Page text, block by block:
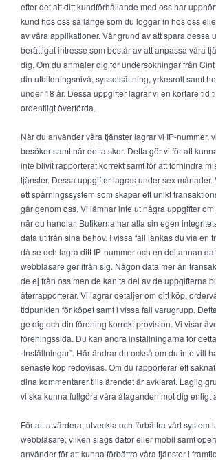
efter det att ditt kundförhållande med oss har
kund hos oss så länge som du loggar in hos oss
av våra applikationer. Vår grund av att spara dessa
berättigat intresse som består av att anpassa våra
dig. Om du anmäler dig för undersökningar från
din utbildningsnivå, sysselsättning, yrkesroll samt
under 18 år. Dessa uppgifter lagrar vi en kortare tid
ordentligt överförda.
När du använder våra tjänster lagrar vi IP-nummer,
besöker samt när detta sker. Detta gör vi för att
inte blivit rapporterat korrekt samt för att förhindra
tjänster. Dessa uppgifter lagras under sex
ett spårningssystem som skapar ett unikt
går genom oss. Vi lämnar inte ut några uppgifter
när du handlar. Butikerna har alla sin egen
data utifrån sina behov. I vissa fall länkas du via en
då se och lagra ditt IP-nummer och en del annan
webbläsare ger ifrån sig. Någon data mer än
de ej från oss men de kan ta del av de uppgifterna
återrapporterar. Vi lagrar detaljer om ditt köp,
tidpunkten för köpet samt i vissa fall varugrupp.
ge dig och din förening korrekt provision. Vi visar
föreningssida. Du kan ändra inställningarna för
-Inställningar”. Här ändrar du också om du inte vill
senaste köp redovisas. Om du rapporterar ett
dina kommentarer tills ärendet är avklarat. Laglig
vi ska kunna fullgöra våra åtaganden mot dig enligt
För att utvärdera, utveckla och förbättra vårt system
webbläsare, vilken slags dator eller mobil samt
använder för att kunna förbättra våra tjänster i